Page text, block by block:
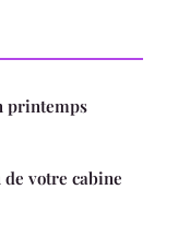
printemps
votre cabine